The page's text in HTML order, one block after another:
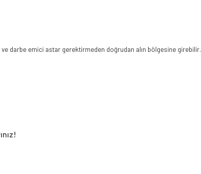
darbe emici astar gerektirmeden doğrudan alın bölgesine girebilir.